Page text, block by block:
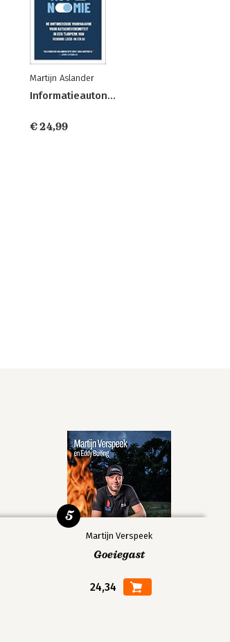
Martijn Aslander
Informatieautonomie
€ 24,99
Martijn Verspeek
Goeiegast
24,34
5